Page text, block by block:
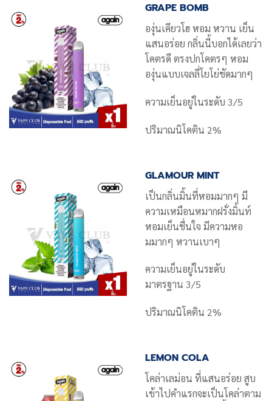
GRAPE BOMB
องุ่นเคียวโฮ หอม หวาน เย็น
แสนอร่อย กลิ่นนี้บอกได้เลยว่า
โคตรดี ตรงปกโคตรๆ หอม
องุ่นแบบเจลลี่โยโย่ชัดมากๆ
ความเย็นอยู่ในระดับ 3/5
ปริมาณนิโคติน 2%
GLAMOUR MINT
เป็นกลิ่นมิ้นที่หอมมากๆ มี
ความเหมือนหมากฝรั่งมิ้นท์
หอมเย็นชื่นใจ มีความหอ
มมากๆ หวานเบาๆ
ความเย็นอยู่ในระดับ
มาตรฐาน 3/5
ปริมาณนิโคติน 2%
LEMON COLA
โคล่าเลม่อน ที่แสนอร่อย สูบ
เข้าไปคำแรกจะเป็นโคล่าตาม